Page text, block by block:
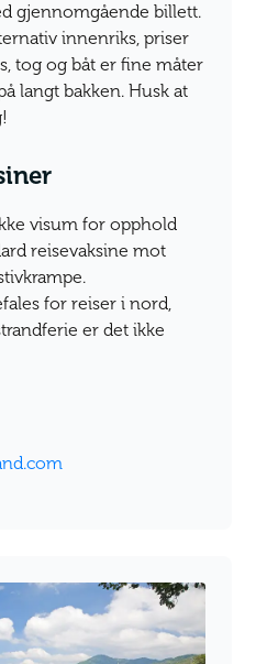
gjennomgående billett.
innenriks, priser
tog og båt er fine måter
langt bakken. Husk at
visum for opphold
reisevaksine mot
for reiser i nord,
er det ikke